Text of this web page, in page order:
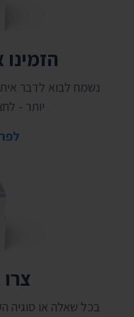
נשמח לבוא לדבר
יותר -
בכל שאלה או סוגיה